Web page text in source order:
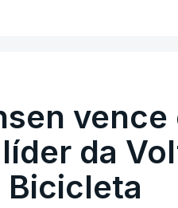
vence
da
Bicicleta